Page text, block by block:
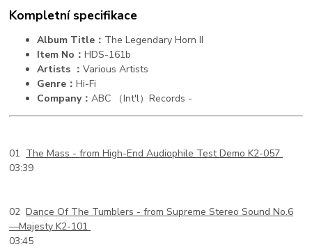
Kompletní specifikace
Album Title： The Legendary Horn II
Item No：HDS-161b
Artists ：Various Artists
Genre：Hi-Fi
Company：ABC （Int'l）Records -
01 The Mass -from High-End Audiophile Test Demo K2-057
03:39
02Dance Of The Tumblers -from Supreme Stereo Sound No.6
—Majesty K2-101
03:45